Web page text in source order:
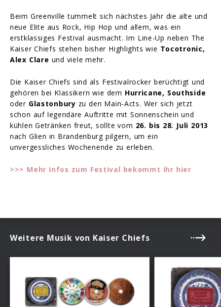
Beim Greenville tummelt sich nächstes Jahr die alte und
neue Elite aus Rock, Hip Hop und allem, was ein
erstklassiges Festival ausmacht. Im Line-Up neben The
Kaiser Chiefs stehen bisher Highlights wie Tocotronic,
Alex Clare und viele mehr.
Die Kaiser Chiefs sind als Festivalrocker berüchtigt und
gehören bei Klassikern wie dem Hurricane, Southside
oder Glastonbury zu den Main-Acts. Wer sich jetzt
schon auf legendäre Auftritte mit Sonnenschein und
kühlen Getränken freut, sollte vom 26. bis 28. Juli 2013
nach Glien in Brandenburg pilgern, um ein
unvergessliches Wochenende zu erleben.
>>> Mehr Infos zum Festival bekommt ihr hier
Weitere Musik von Kaiser Chiefs